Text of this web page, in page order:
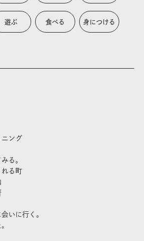
遊ぶ 食べる 身につける
ング
る。
れる町
いに行く。